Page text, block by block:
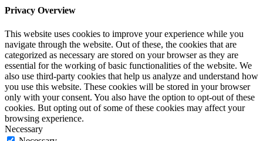
Privacy Overview
This website uses cookies to improve your experience while you
navigate through the website. Out of these, the cookies that are
categorized as necessary are stored on your browser as they are
essential for the working of basic functionalities of the website. We
also use third-party cookies that help us analyze and understand how
you use this website. These cookies will be stored in your browser
only with your consent. You also have the option to opt-out of these
cookies. But opting out of some of these cookies may affect your
browsing experience.
Necessary